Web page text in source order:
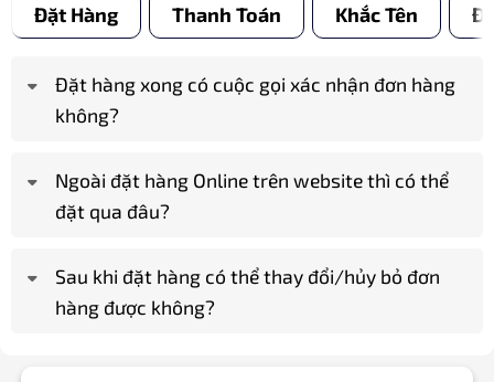
Đặt Hàng Thanh Toán Khắc Tên
Đặt hàng xong có cuộc gọi xác nhận đơn hàng
không?
Ngoài đặt hàng Online trên website thì có thể
đặt qua đâu?
Sau khi đặt hàng có thể thay đổi/hủy bỏ đơn
hàng được không?